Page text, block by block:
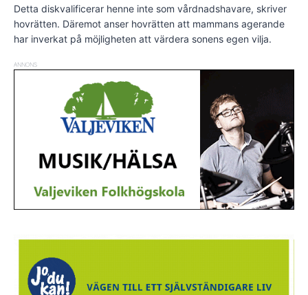
Detta diskvalificerar henne inte som vårdnadshavare, skriver
hovrätten. Däremot anser hovrätten att mammans agerande
har inverkat på möjligheten att värdera sonens egen vilja.
ANNONS